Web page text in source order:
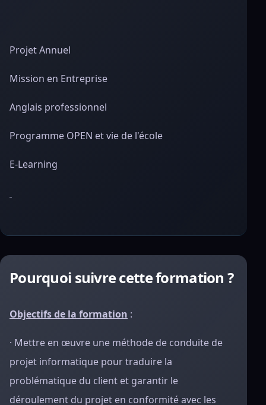
Projet Annuel
Mission en Entreprise
Anglais professionnel
Programme OPEN et vie de l'école
E-Learning
Pourquoi suivre cette formation ?
Objectifs de la formation :
· Mettre en œuvre une méthode de conduite de
projet informatique pour traduire la
problématique du client et garantir le
déroulement du projet en conformité avec les